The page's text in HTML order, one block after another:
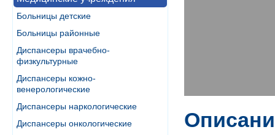
Больницы детские
Больницы районные
Диспансеры врачебно-
физкультурные
Диспансеры кожно-
венерологические
Диспансеры наркологические
Диспансеры онкологические